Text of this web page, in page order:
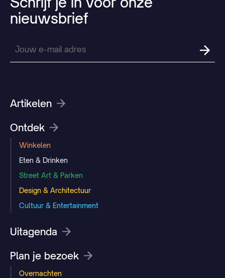
nieuwsbrief
Artikelen
Ontdek
Winkelen
Eten & Drinken
Street Art & Parken
Design & Architectuur
Cultuur & Entertainment
Uitagenda
Plan je bezoek
Overnachten